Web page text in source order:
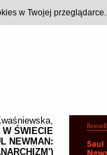
,
ŚWIECIE
NEWMAN:
w Twojej przeglądarce.